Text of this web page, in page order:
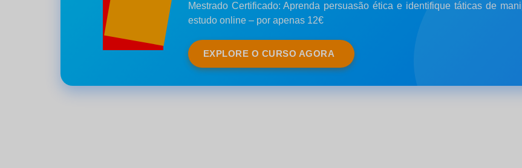
Mestrado Certificado: Aprenda persuasão ética e identifique táticas de
estudo online – por apenas 12€
EXPLORE O CURSO AGORA